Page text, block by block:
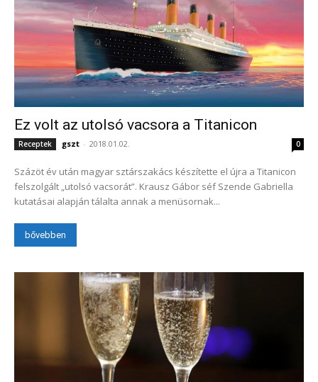
Ez volt az utolsó vacsora a Titanicon
Receptek gszt - 2018.01.02. 0
Százöt év után magyar sztárszakács készítette el újra a Titanicon
felszolgált „utolsó vacsorát”. Krausz Gábor séf Szende Gabriella
kutatásai alapján tálalta annak a menüsornak...
bővebben